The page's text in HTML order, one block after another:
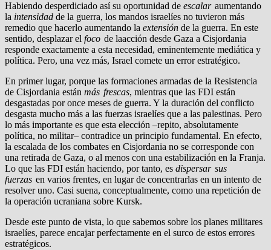
Habiendo desperdiciado así su oportunidad de escalar aumentando
la intensidad de la guerra, los mandos israelíes no tuvieron más
remedio que hacerlo aumentando la extensión de la guerra. En este
sentido, desplazar el foco de laacción desde Gaza a Cisjordania
responde exactamente a esta necesidad, eminentemente mediática y
política. Pero, una vez más, Israel comete un error estratégico.
En primer lugar, porque las formaciones armadas de la Resistencia
de Cisjordania están más frescas, mientras que las FDI están
desgastadas por once meses de guerra. Y la duración del conflicto
desgasta mucho más a las fuerzas israelíes que a las palestinas. Pero
lo más importante es que esta elección –repito, absolutamente
política, no militar– contradice un principio fundamental. En efecto,
la escalada de los combates en Cisjordania no se corresponde con
una retirada de Gaza, o al menos con una estabilización en la Franja.
Lo que las FDI están haciendo, por tanto, es dispersar sus
fuerzas en varios frentes, en lugar de concentrarlas en un intento de
resolver uno. Casi suena, conceptualmente, como una repetición de
la operación ucraniana sobre Kursk.
Desde este punto de vista, lo que sabemos sobre los planes militares
israelíes, parece encajar perfectamente en el surco de estos errores
estratégicos.